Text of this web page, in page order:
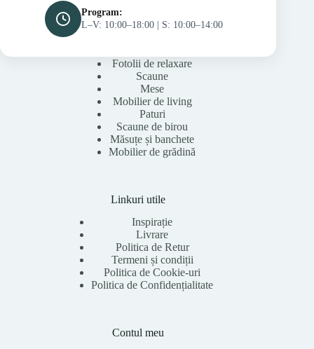
Program:
L–V: 10:00–18:00 | S: 10:00–14:00
Fotolii de relaxare
Scaune
Mese
Mobilier de living
Paturi
Scaune de birou
Măsuțe și banchete
Mobilier de grădină
Linkuri utile
Inspirație
Livrare
Politica de Retur
Termeni și condiții
Politica de Cookie-uri
Politica de Confidențialitate
Contul meu